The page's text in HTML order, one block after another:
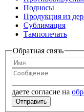
Подносы
Продукция из
Сублимация
Тампопечать
Обратная связь
даете согласие на
Отправить